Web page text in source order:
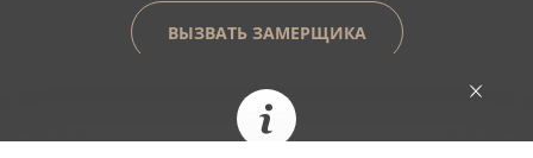
ВЫЗВАТЬ ЗАМЕРЩИКА
Сайт не является договором оферты